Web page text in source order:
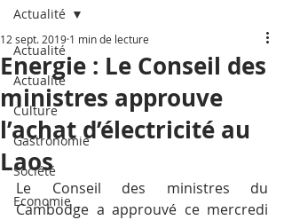
Actualité
Actualité
Culture
Gastronomie
Société
Economie
Actualité
Energie : Le Conseil des
ministres approuve
l’achat d’électricité au
Laos
12 sept. 2019 1 min de lecture
Le Conseil des ministres du
Cambodge a approuvé ce mercredi